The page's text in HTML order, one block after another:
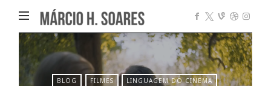
Márcio
Heleno
Soares
BLOG FILMES LINGUAGEM DO CINEMA